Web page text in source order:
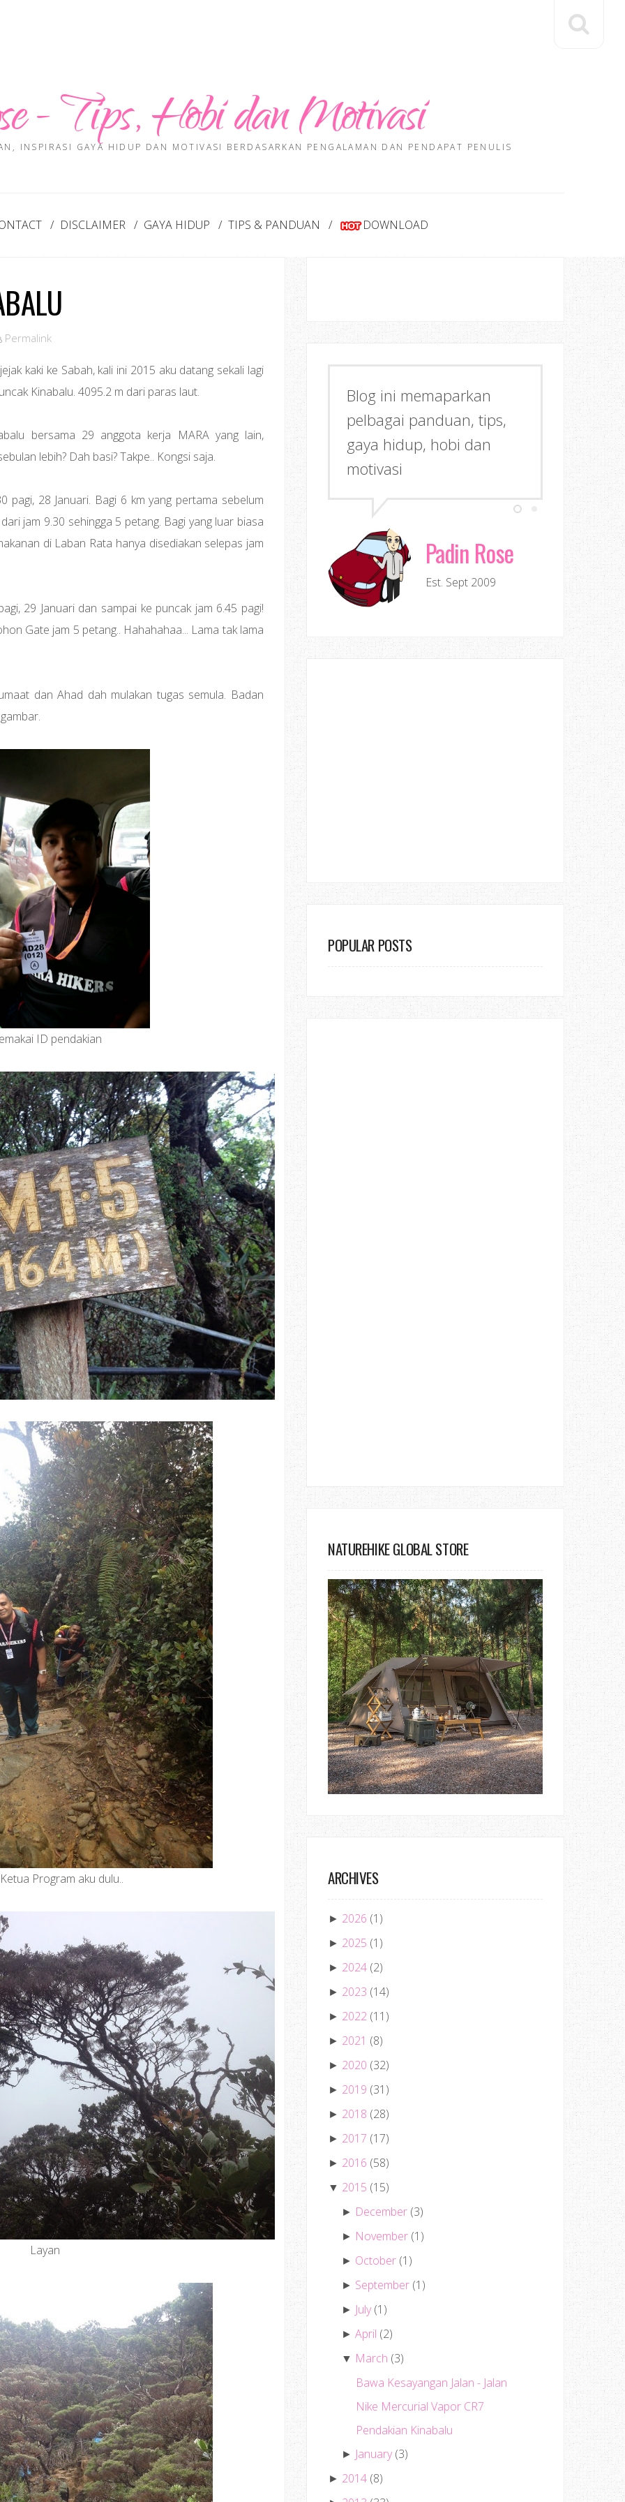
- Tips, Hobi dan Motivasi
INSPIRASI GAYA HIDUP DAN MOTIVASI BERDASARKAN PENGALAMAN DAN PENDAPAT PENULIS
DISCLAIMER GAYA HIDUP TIPS & PANDUAN DOWNLOAD
Permalink
kaki ke Sabah, kali ini 2015 aku datang sekali lagi
Kinabalu. 4095.2 m dari paras laut.
bersama 29 anggota kerja MARA yang lain,
lebih? Dah basi? Takpe.. Kongsi saja.
pagi, 28 Januari. Bagi 6 km yang pertama sebelum
jam 9.30 sehingga 5 petang. Bagi yang luar biasa
di Laban Rata hanya disediakan selepas jam
29 Januari dan sampai ke puncak jam 6.45 pagi!
Gate jam 5 petang.. Hahahahaa... Lama tak lama
dan Ahad dah mulakan tugas semula. Badan
ID pendakian
Program aku dulu..
Layan
Blog ini memaparkan
pelbagai panduan, tips,
gaya hidup, hobi dan
motivasi
Padin Rose
Est. Sept 2009
POPULAR POSTS
NATUREHIKE GLOBAL STORE
ARCHIVES
► 2026 (1)
► 2025 (1)
► 2024 (2)
► 2023 (14)
► 2022 (11)
► 2021 (8)
► 2020 (32)
► 2019 (31)
► 2018 (28)
► 2017 (17)
► 2016 (58)
▼ 2015 (15)
► December (3)
► November (1)
► October (1)
► September (1)
► July (1)
►April (2)
▼ March (3)
Bawa Kesayangan Jalan - Jalan
Nike Mercurial Vapor CR7
Pendakian Kinabalu
► January (3)
► 2014 (8)